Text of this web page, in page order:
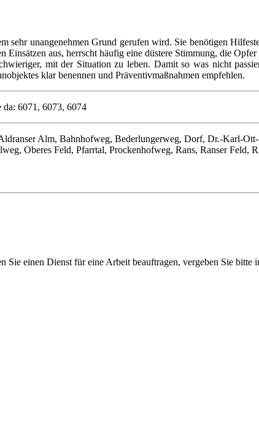
sehr unangenehmen Grund gerufen wird. Sie benötigen
aus, herrscht häufig eine düstere Stimmung, die
mit der Situation zu leben. Damit so was nicht
klar benennen und Präventivmaßnahmen empfehlen.
6071, 6073, 6074
Alm, Bahnhofweg, Bederlungerweg, Dorf, Dr.-Karl-
Oberes Feld, Pfarrtal, Prockenhofweg, Rans, Ranser Feld,
Sie einen Dienst für eine Arbeit beauftragen, vergeben Sie